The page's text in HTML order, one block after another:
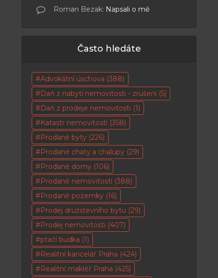
Roman Bezak: Napsali o mě
Často hledáte
Advokátní úschova (388)
Daň z nabytí nemovitosti - zrušení(5)
Daň z prodeje nemovitosti (1)
Katastr nemovitostí(358)
Prodané byty (226)
Prodané chaty a chalupy (29)
Prodané domy (106)
Prodané nemovitosti (388)
Prodané pozemky (16)
Prodej družstevního bytu (29)
Prodej nemovitosti (407)
ptačí budka (1)
Realitní kancelář Praha (424)
Realitní makléř Praha (425)